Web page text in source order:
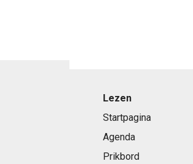
Lezen
Startpagina
Agenda
Prikbord